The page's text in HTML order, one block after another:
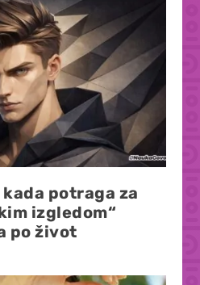
potraga za
izgledom“
po život